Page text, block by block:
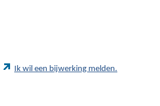
Ik wil een bijwerking melden.